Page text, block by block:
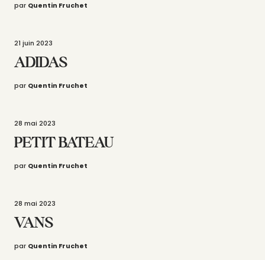
par Quentin Fruchet
21 juin 2023
ADIDAS
par Quentin Fruchet
28 mai 2023
PETIT BATEAU
par Quentin Fruchet
28 mai 2023
VANS
par Quentin Fruchet